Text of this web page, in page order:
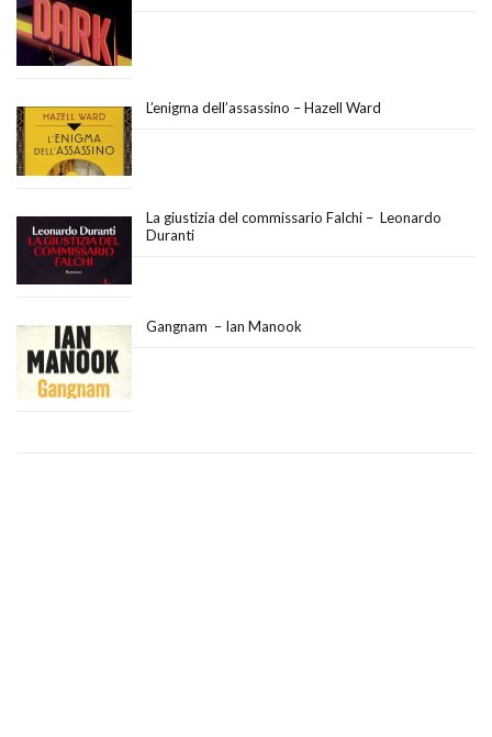
L’enigma dell’assassino – Hazell Ward
La giustizia del commissario Falchi – Leonardo
Duranti
Gangnam – Ian Manook